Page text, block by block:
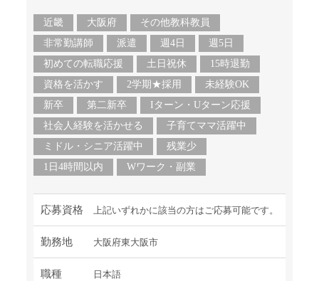
近畿 大阪府
その他教科教員
非常勤講師
派遣 週4日
週5日
初めての転職応援
土日祝休
15時退勤
資格を活かす
2学期★採用
未経験OK
新卒
第二新卒
Iターン・Uターン応援
社会人経験を活かせる
子育てママ活躍中
ミドル・シニア活躍中
残業少
1日4時間以内
Wワーク・副業
応募資格 上記いずれかに該当の方はご応募可能です。
勤務地 大阪府東大阪市
職種 日本語